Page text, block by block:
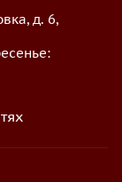
д. 6,